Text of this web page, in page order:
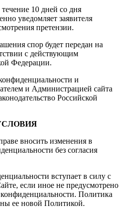
10 дней со дня
уведомляет заявителя
претензии.
спор будет передан на
с действующим
Федерации.
и
и Администрацией сайта
Российской
вносить изменения в
без согласия
вступает в силу с
если иное не предусмотрено
Политика
ее новой Политикой.